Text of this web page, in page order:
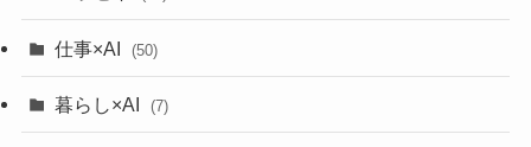
仕事×AI (50)
暮らし×AI (7)